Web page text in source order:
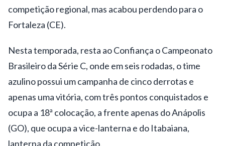
competição regional, mas acabou perdendo para o
Fortaleza (CE).
Nesta temporada, resta ao Confiança o Campeonato
Brasileiro da Série C, onde em seis rodadas, o time
azulino possui um campanha de cinco derrotas e
apenas uma vitória, com três pontos conquistados e
ocupa a 18ª colocação, a frente apenas do Anápolis
(GO), que ocupa a vice-lanterna e do Itabaiana,
lanterna da competição.